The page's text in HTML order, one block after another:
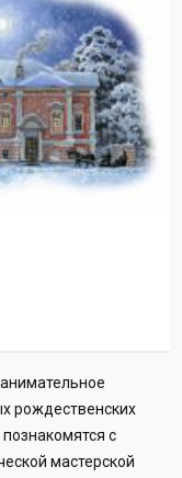
рождественских
с
мастерской